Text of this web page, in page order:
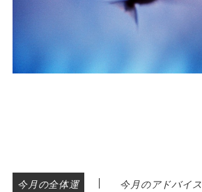
今月の全体運 | 今月のアドバイス